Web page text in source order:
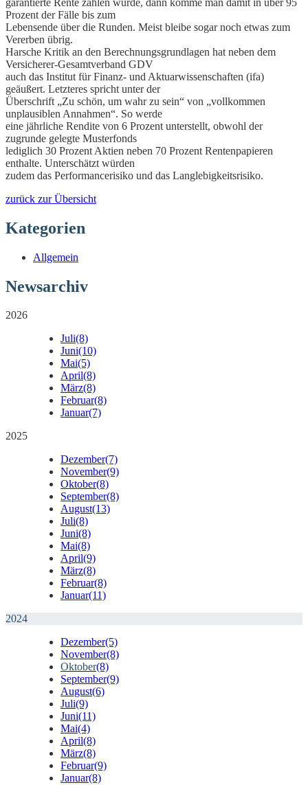
Prozent der Fälle bis zum
Lebensende über die Runden. Meist bleibe sogar noch etwas zum
Vererben übrig.
Harsche Kritik an den Berechnungsgrundlagen hat neben dem
Versicherer-Gesamtverband GDV
auch das Institut für Finanz- und Aktuarwissenschaften (ifa)
geäußert. Letzteres spricht unter der
Überschrift „Zu schön, um wahr zu sein“ von „vollkommen
unplausiblen Annahmen“. So werde
eine jährliche Rendite von 6 Prozent unterstellt, obwohl der
zugrunde gelegte Musterfonds
lediglich 30 Prozent Aktien neben 70 Prozent Rentenpapieren
enthalte. Unterschätzt würden
zudem das Performancerisiko und das Langlebigkeitsrisiko.
zurück zur Übersicht
Kategorien
Allgemein
Newsarchiv
2026
Juli(8)
Juni(10)
Mai(5)
April(8)
März(8)
Februar(8)
Januar(7)
2025
Dezember(7)
November(9)
Oktober(8)
September(8)
August(13)
Juli(8)
Juni(8)
Mai(8)
April(9)
März(8)
Februar(8)
Januar(11)
2024
Dezember(5)
November(8)
Oktober(8)
September(9)
August(6)
Juli(9)
Juni(11)
Mai(4)
April(8)
März(8)
Februar(9)
Januar(8)